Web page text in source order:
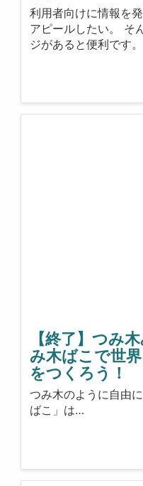
利用者向けに情報を
アピールしたい。 そ
ジがあると便利です
【終了】つみ
み木ばこで世
をつくろう！
つみ木のように自由
ばこ」は…